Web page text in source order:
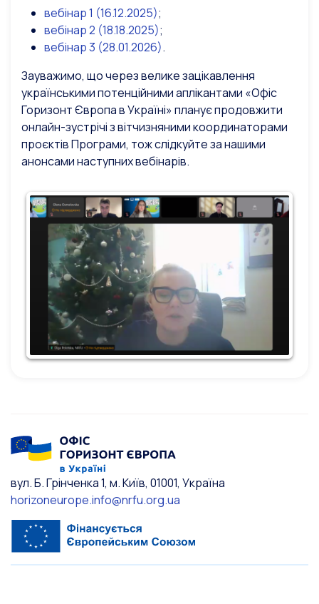
вебінар 1 (16.12.2025);
вебінар 2 (18.18.2025);
вебінар 3 (28.01.2026).
Зауважимо, що через велике зацікавлення
українськими потенційними аплікантами «Офіс
Горизонт Європа в Україні» планує продовжити
онлайн-зустрічі з вітчизняними координаторами
проєктів Програми, тож слідкуйте за нашими
анонсами наступних вебінарів.
вул. Б. Грінченка 1, м. Київ, 01001, Україна
horizoneurope.info@nrfu.org.ua